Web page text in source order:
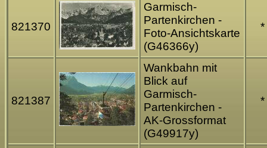
821370
Garmisch-
Partenkirchen -
Foto-Ansichtskarte
(G46366y)
*
821387
Wankbahn mit
Blick auf
Garmisch-
Partenkirchen -
AK-Grossformat
(G49917y)
*